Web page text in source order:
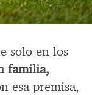
solo en los
familia,
esa premisa,